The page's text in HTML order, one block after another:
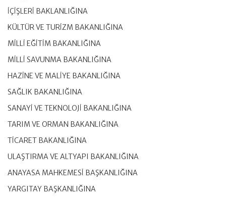
İÇİŞLERİ BAKLANLIĞINA
KÜLTÜR VE TURİZM BAKANLIĞINA
MİLLİ EĞİTİM BAKANLIĞINA
MİLLİ SAVUNMA BAKANLIĞINA
HAZİNE VE MALİYE BAKANLIĞINA
SAĞLIK BAKANLIĞINA
SANAYİ VE TEKNOLOJİ BAKANLIĞINA
TARIM VE ORMAN BAKANLIĞINA
TİCARET BAKANLIĞINA
ULAŞTIRMA VE ALTYAPI BAKANLIĞINA
ANAYASA MAHKEMESİ BAŞKANLIĞINA
YARGITAY BAŞKANLIĞINA